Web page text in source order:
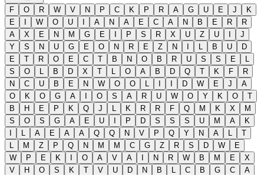
F
O R W V N P C K P R A G U E J
K
E
I W O U I A N A E C A N B E R
R
A
X E N M G E I P S R X U Z U I
J
Y
S N U G E O N R E Z N I L B U
D
E
T R O E C T B N O B R U S S E
L
S
O L B D X T L O A B D Q T K F
R
N
C U B E N W O O L I I D W E J
A
O
K O G A I O S A R U W O Y K O
T
B
H E P K Q J L K R R F Q M K X
M
S
O S G A E U I P D S S S U M A
K
I
L A E A A Q Q N V P Q Y N A L
T
L
M Z P Q N M M C G Z R S D W
E
W
P E K I O A V A I N R W B M E
X
V
H O S K T V U D N B L C B G C
A